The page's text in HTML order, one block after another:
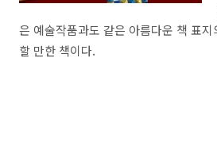
은 예술작품과도 같은 아름다운 책 표
할 만한 책이다.